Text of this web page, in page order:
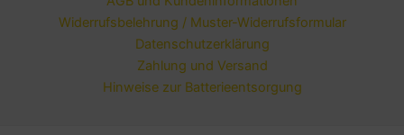
Widerrufsbelehrung / Muster-Widerrufsformular
Datenschutzerklärung
Zahlung und Versand
Hinweise zur Batterieentsorgung